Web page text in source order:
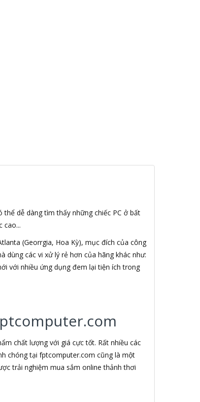
dễ dàng tìm thấy những chiếc PC ở bất
cao...
(Georrgia, Hoa Kỳ), mục đích của công
dùng các vi xử lý rẻ hơn của hãng khác như:
với nhiều ứng dụng đem lại tiện ích trong
chất lượng với giá cực tốt. Rất nhiều các
chóng tại fptcomputer.com cũng là một
trải nghiệm mua sắm online thảnh thơi